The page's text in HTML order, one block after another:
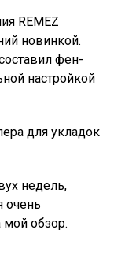
REMEZ
новинкой.
фен-
настройкой
недель,
очень
обзор.